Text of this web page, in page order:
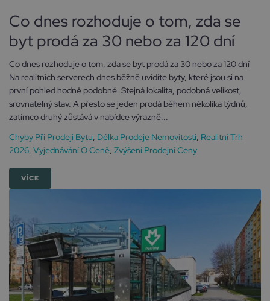
Co dnes rozhoduje o tom, zda se
byt prodá za 30 nebo za 120 dní
Co dnes rozhoduje o tom, zda se byt prodá za 30 nebo za 120 dní
Na realitních serverech dnes běžně uvidíte byty, které jsou si na
první pohled hodně podobné. Stejná lokalita, podobná velikost,
srovnatelný stav. A přesto se jeden prodá během několika týdnů,
zatímco druhý zůstává v nabídce výrazně...
Chyby Při Prodeji Bytu, Délka Prodeje Nemovitosti, Realitní Trh
2026, Vyjednávání O Ceně, Zvýšení Prodejní Ceny
VÍCE